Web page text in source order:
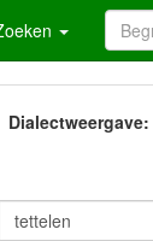
Dialectweergave: